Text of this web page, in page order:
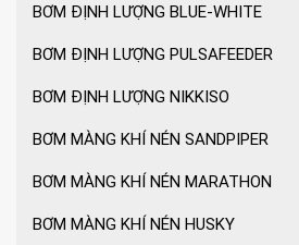
BƠM ĐỊNH LƯỢNG BLUE-WHITE
BƠM ĐỊNH LƯỢNG PULSAFEEDER
BƠM ĐỊNH LƯỢNG NIKKISO
BƠM MÀNG KHÍ NÉN SANDPIPER
BƠM MÀNG KHÍ NÉN MARATHON
BƠM MÀNG KHÍ NÉN HUSKY